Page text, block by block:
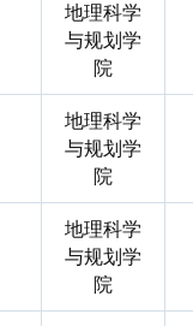
地理科学
与规划学
院
地理科学
与规划学
院
地理科学
与规划学
院